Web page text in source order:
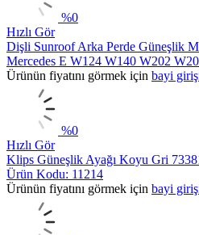
%0
Hızlı Gör
Dişli Sunroof Arka Perde Güneşlik
Mercedes E W124 W140 W202
Ürünün fiyatını görmek için bayi
%0
Hızlı Gör
Klips Güneşlik Ayağı Koyu Gri
Ürün Kodu: 11214
Ürünün fiyatını görmek için bayi